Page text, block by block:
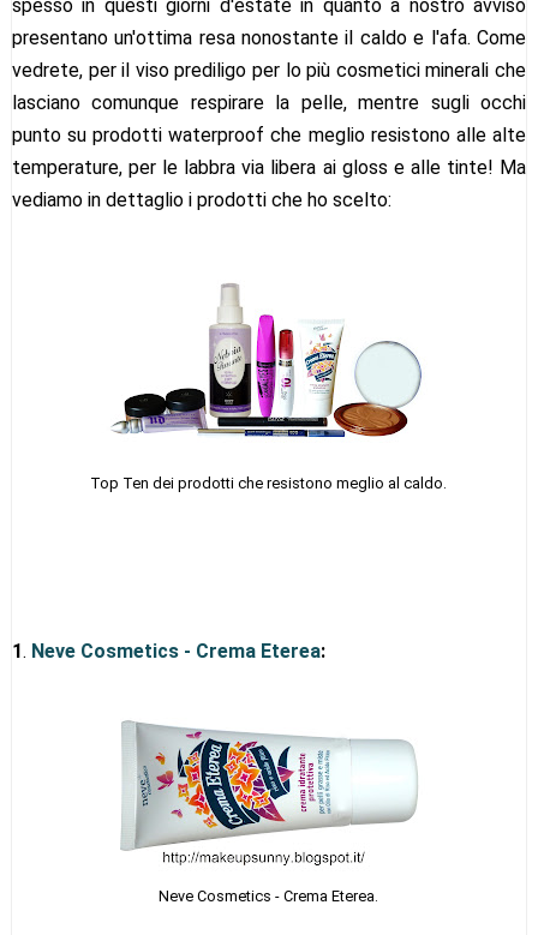
spesso in questi giorni d'estate in quanto a nostro avviso
presentano un'ottima resa nonostante il caldo e l'afa. Come
vedrete, per il viso prediligo per lo più cosmetici minerali che
lasciano comunque respirare la pelle, mentre sugli occhi
punto su prodotti waterproof che meglio resistono alle alte
temperature, per le labbra via libera ai gloss e alle tinte! Ma
vediamo in dettaglio i prodotti che ho scelto:
Top Ten dei prodotti che resistono meglio al caldo.
1. Neve Cosmetics - Crema Eterea:
Neve Cosmetics - Crema Eterea.